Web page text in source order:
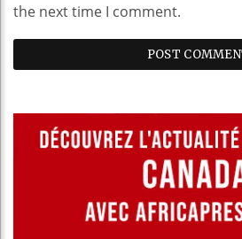
the next time I comment.